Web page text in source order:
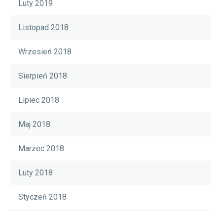
Luty 2019
Listopad 2018
Wrzesień 2018
Sierpień 2018
Lipiec 2018
Maj 2018
Marzec 2018
Luty 2018
Styczeń 2018